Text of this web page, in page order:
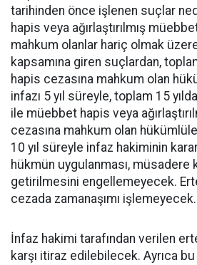
tarihinden önce işlenen suçlar
hapis veya ağırlaştırılmış
mahkum olanlar hariç olmak
kapsamına giren suçlardan,
hapis cezasına mahkum olan
infazı 5 yıl süreyle, toplam 15
ile müebbet hapis veya
cezasına mahkum olan
10 yıl süreyle infaz hakiminin
hükmün uygulanması, müsadere
getirilmesini engellemeyecek.
cezada zamanaşımı işlemeyecek.
İnfaz hakimi tarafından verilen
karşı itiraz edilebilecek. Ayrıca